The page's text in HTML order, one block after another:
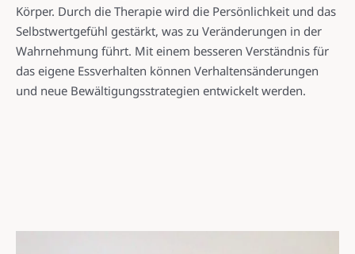
Körper. Durch die Therapie wird die Persönlichkeit und das
Selbstwertgefühl gestärkt, was zu Veränderungen in der
Wahrnehmung führt. Mit einem besseren Verständnis für
das eigene Essverhalten können Verhaltensänderungen
und neue Bewältigungsstrategien entwickelt werden.